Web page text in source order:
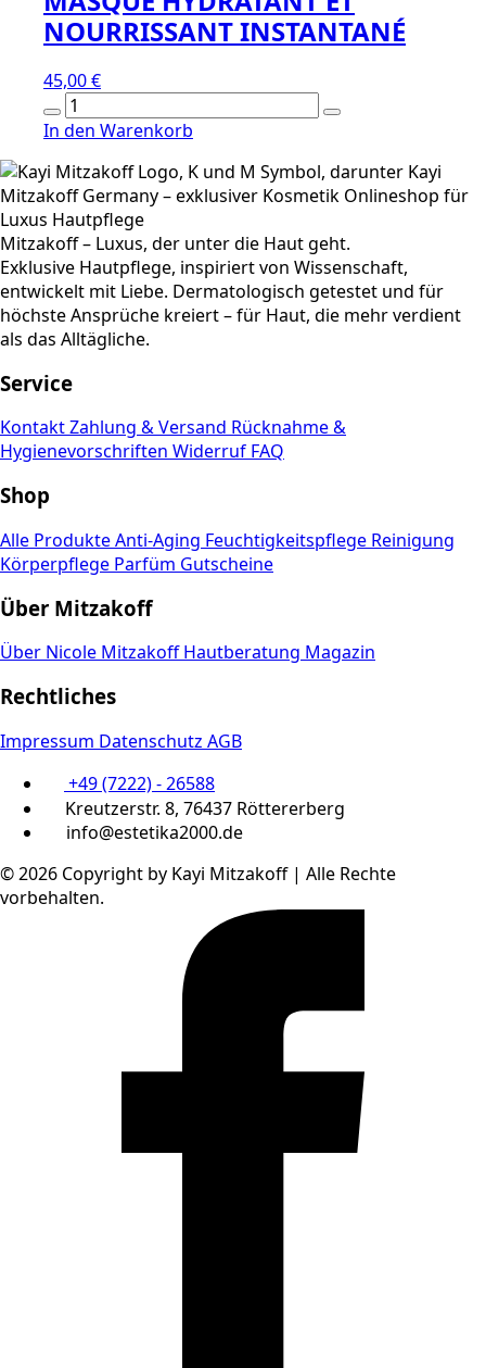
NOURRISSANT INSTANTANÉ
45,00€
MASQUE
HYDRATANT
NOURRISSANT
INSTANTANÉ
Menge
In den Warenkorb
Mitzakoff – Luxus, der unter die Haut geht.
Exklusive Hautpflege, inspiriert von Wissenschaft,
entwickelt mit Liebe. Dermatologisch getestet und für
höchste Ansprüche kreiert – für Haut, die mehr verdient
als das Alltägliche.
Service
KontaktZahlung & Versand Rücknahme &
Hygienevorschriften Widerruf FAQ
Shop
Alle ProdukteAnti-Aging Feuchtigkeitspflege Reinigung
Körperpflege Parfüm Gutscheine
Über Mitzakoff
Über Nicole MitzakoffHautberatung Magazin
Rechtliches
Impressum Datenschutz AGB
+49 (7222) - 26588
Kreutzerstr. 8, 76437 Röttererberg
info@estetika2000.de
© 2026 Copyright by Kayi Mitzakoff | Alle Rechte
vorbehalten.